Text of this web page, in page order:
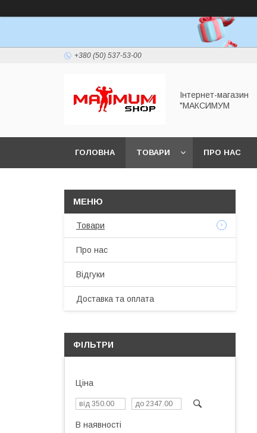
+380 (50) 537-53-00
Інтернет-магазин
"МАКСИМУМ
ГОЛОВНА ТОВАРИ ПРО НАС
Товари
Про нас
Відгуки
Доставка та оплата
ФІЛЬТРИ
Ціна
В наявності